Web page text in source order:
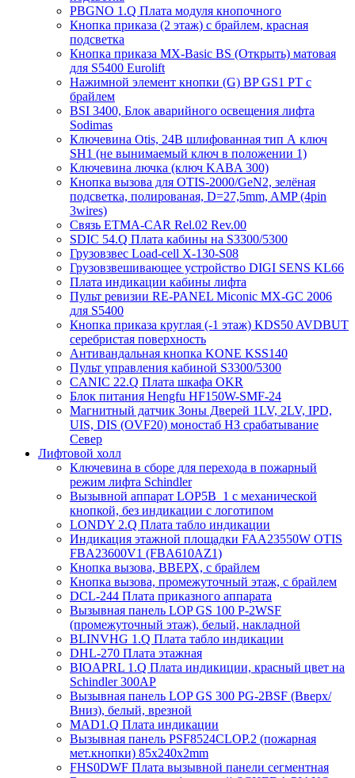
PBGNO 1.Q Плата модуля кнопочного
Кнопка приказа (2 этаж) с брайлем, красная
подсветка
Кнопка приказа MX-Basic BS (Открыть) матовая
для S5400 Eurolift
Нажимной элемент кнопки (G) BP GS1 PT с
брайлем
BSI 3400, Блок аварийного освещения лифта
Sodimas
Ключевина Otis, 24В шлифованная тип А ключ
SH1 (не вынимаемый ключ в положении 1)
Ключевина лючка (ключ KABA 300)
Кнопка вызова для OTIS-2000/GeN2, зелёная
подсветка, полированая, D=27,5mm, AMP (4pin
3wires)
Связь ETMA-CAR Rel.02 Rev.00
SDIC 54.Q Плата кабины на S3300/5300
Грузовзвес Load-cell X-130-S08
Грузовзвешивающее устройство DIGI SENS KL66
Плата индикации кабины лифта
Пульт ревизии RE-PANEL Miconic MX-GC 2006
для S5400
Кнопка приказа круглая (-1 этаж) KDS50 AVDBUT
серебристая поверхность
Антивандальная кнопка KONE KSS140
Пульт управления кабиной S3300/5300
CANIC 22.Q Плата шкафа OKR
Блок питания Hengfu HF150W-SMF-24
Магнитный датчик Зоны Дверей 1LV, 2LV, IPD,
UIS, DIS (OVF20) моностаб НЗ срабатывание
Cевер
Лифтовой холл
Ключевина в сборе для перехода в пожарный
режим лифта Schindler
Вызывной аппарат LOP5B_1 с механической
кнопкой, без индикации с логотипом
LONDY 2.Q Плата табло индикации
Индикация этажной площадки FAA23550W OTIS
FBA23600V1 (FBA610AZ1)
Кнопка вызова, ВВЕРХ, с брайлем
Кнопка вызова, промежуточный этаж, с брайлем
DCL-244 Плата приказного аппарата
Вызывная панель LOP GS 100 P-2WSF
(промежуточный этаж), белый, накладной
BLINVHG 1.Q Плата табло индикации
DHL-270 Плата этажная
BIOAPRL 1.Q Плата индикиции, красный цвет на
Schindler 300AP
Вызывная панель LOP GS 300 PG-2BSF (Вверх/
Вниз), белый, врезной
MAD1.Q Плата индикации
Вызывная панель PSF8524CLOP.2 (пожарная
мет.кнопки) 85х240х2mm
FHS0DWF Плата вызывной панели сегментная